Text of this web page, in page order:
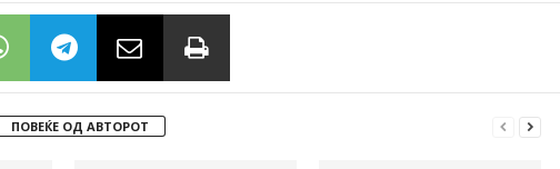
ПОВЕЌЕ ОД АВТОРОТ